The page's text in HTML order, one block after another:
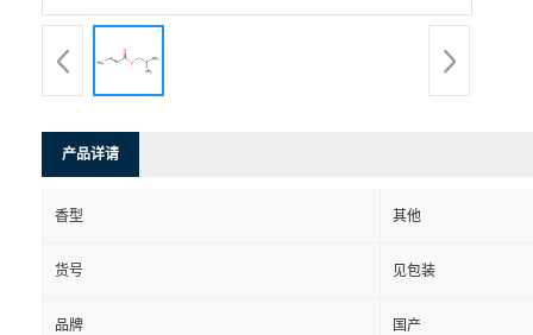
产品详请
香型 其他
货号 见包装
品牌 国产